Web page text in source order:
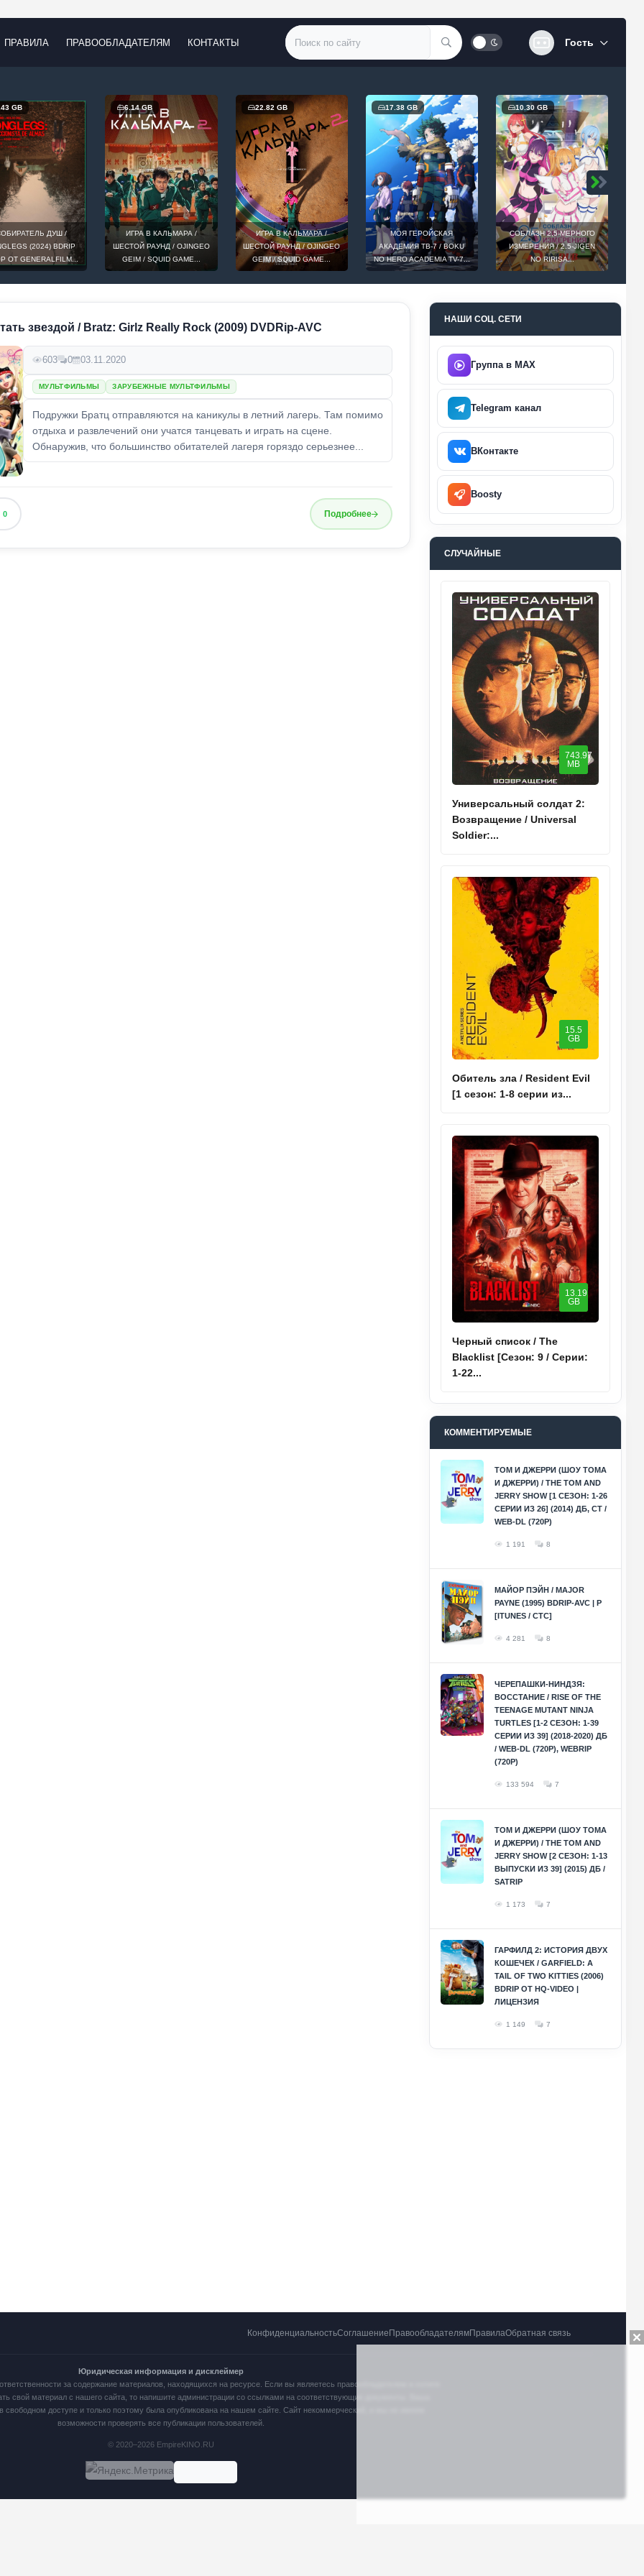
ПРАВИЛА ПРАВООБЛАДАТЕЛЯМ КОНТАКТЫ Гость
GB
ДУШ /
(2024) BDRIP
ОТ GENERALFILM...
6.14 GB
ИГРА В КАЛЬМАРА /
ШЕСТОЙ РАУНД / OJINGEO
GEIM / SQUID GAME...
22.82 GB
ИГРА В КАЛЬМАРА /
ШЕСТОЙ РАУНД / OJINGEO
GEIM / SQUID GAME...
17.38 GB
МОЯ ГЕРОЙСКАЯ
АКАДЕМИЯ ТВ-7 / BOKU
NO HERO ACADEMIA TV-7...
10.30 GB
СОБЛАЗН 2,5-МЕРНОГО
ИЗМЕРЕНИЯ / 2.5-JIGEN
NO RIRISA...
звездой / Bratz: Girlz Really Rock (2009) DVDRip-AVC
603 0 03.11.2020
МУЛЬТФИЛЬМЫ ЗАРУБЕЖНЫЕ МУЛЬТФИЛЬМЫ
Подружки Братц отправляются на каникулы в летний лагерь. Там помимо
отдыха и развлечений они учатся танцевать и играть на сцене.
Обнаружив, что большинство обитателей лагеря горяздо серьезнее...
0 Подробнее
НАШИ СОЦ. СЕТИ
Группа в MAX
Telegram канал
ВКонтакте
Boosty
СЛУЧАЙНЫЕ
743.97
MB
Универсальный солдат 2:
Возвращение / Universal
Soldier:...
15.5
GB
Обитель зла / Resident Evil
[1 сезон: 1-8 серии из...
13.19
GB
Черный список / The
Blacklist [Сезон: 9 / Серии:
1-22...
КОММЕНТИРУЕМЫЕ
ТОМ И ДЖЕРРИ (ШОУ ТОМА
И ДЖЕРРИ) / THE TOM AND
JERRY SHOW [1 СЕЗОН: 1-26
СЕРИИ ИЗ 26] (2014) ДБ, СТ /
WEB-DL (720P)
1 191 8
МАЙОР ПЭЙН / MAJOR
PAYNE (1995) BDRIP-AVC | P
[ITUNES / СТС]
4 281 8
ЧЕРЕПАШКИ-НИНДЗЯ:
ВОССТАНИЕ / RISE OF THE
TEENAGE MUTANT NINJA
TURTLES [1-2 СЕЗОН: 1-39
СЕРИИ ИЗ 39] (2018-2020) ДБ
/ WEB-DL (720P), WEBRIP
(720P)
133 594 7
ТОМ И ДЖЕРРИ (ШОУ ТОМА
И ДЖЕРРИ) / THE TOM AND
JERRY SHOW [2 СЕЗОН: 1-13
ВЫПУСКИ ИЗ 39] (2015) ДБ /
SATRIP
1 173 7
ГАРФИЛД 2: ИСТОРИЯ ДВУХ
КОШЕЧЕК / GARFIELD: A
TAIL OF TWO KITTIES (2006)
BDRIP ОТ HQ-VIDEO |
ЛИЦЕНЗИЯ
1 149 7
КонфиденциальностьСоглашение ПравообладателямПравилаОбратная связь
Юридическая информация и дисклеймер
за содержание материалов, находящихся на ресурсе. Если вы являетесь правообладателем и хотите
свой материал с нашего сайта, то напишите администрации со ссылками на соответствующие документы. Ваша
свободном доступе и только поэтому была опубликована на нашем сайте. Сайт некоммерческий, и мы не имеем
возможности проверять все публикации пользователей.
© 2020–2026 EmpireKINO.RU